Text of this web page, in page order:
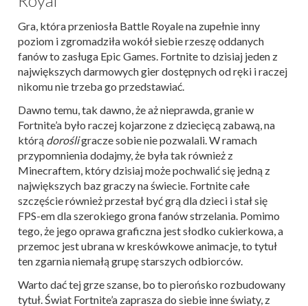
Gra, która przeniosła Battle Royale na zupełnie inny
poziom i zgromadziła wokół siebie rzeszę oddanych
fanów to zasługa Epic Games. Fortnite to dzisiaj jeden z
największych darmowych gier dostępnych od ręki i raczej
nikomu nie trzeba go przedstawiać.
Dawno temu, tak dawno, że aż nieprawda, granie w
Fortnite’a było raczej kojarzone z dziecięcą zabawą, na
którą dorośligracze sobie nie pozwalali. W ramach
przypomnienia dodajmy, że była tak również z
Minecraftem, który dzisiaj może pochwalić się jedną z
największych baz graczy na świecie. Fortnite całe
szczęście również przestał być grą dla dzieci i stał się
FPS-em dla szerokiego grona fanów strzelania. Pomimo
tego, że jego oprawa graficzna jest słodko cukierkowa, a
przemoc jest ubrana w kreskówkowe animacje, to tytuł
ten zgarnia niemałą grupę starszych odbiorców.
Warto dać tej grze szanse, bo to pierońsko rozbudowany
tytuł. Świat Fortnite’a zaprasza do siebie inne światy, z